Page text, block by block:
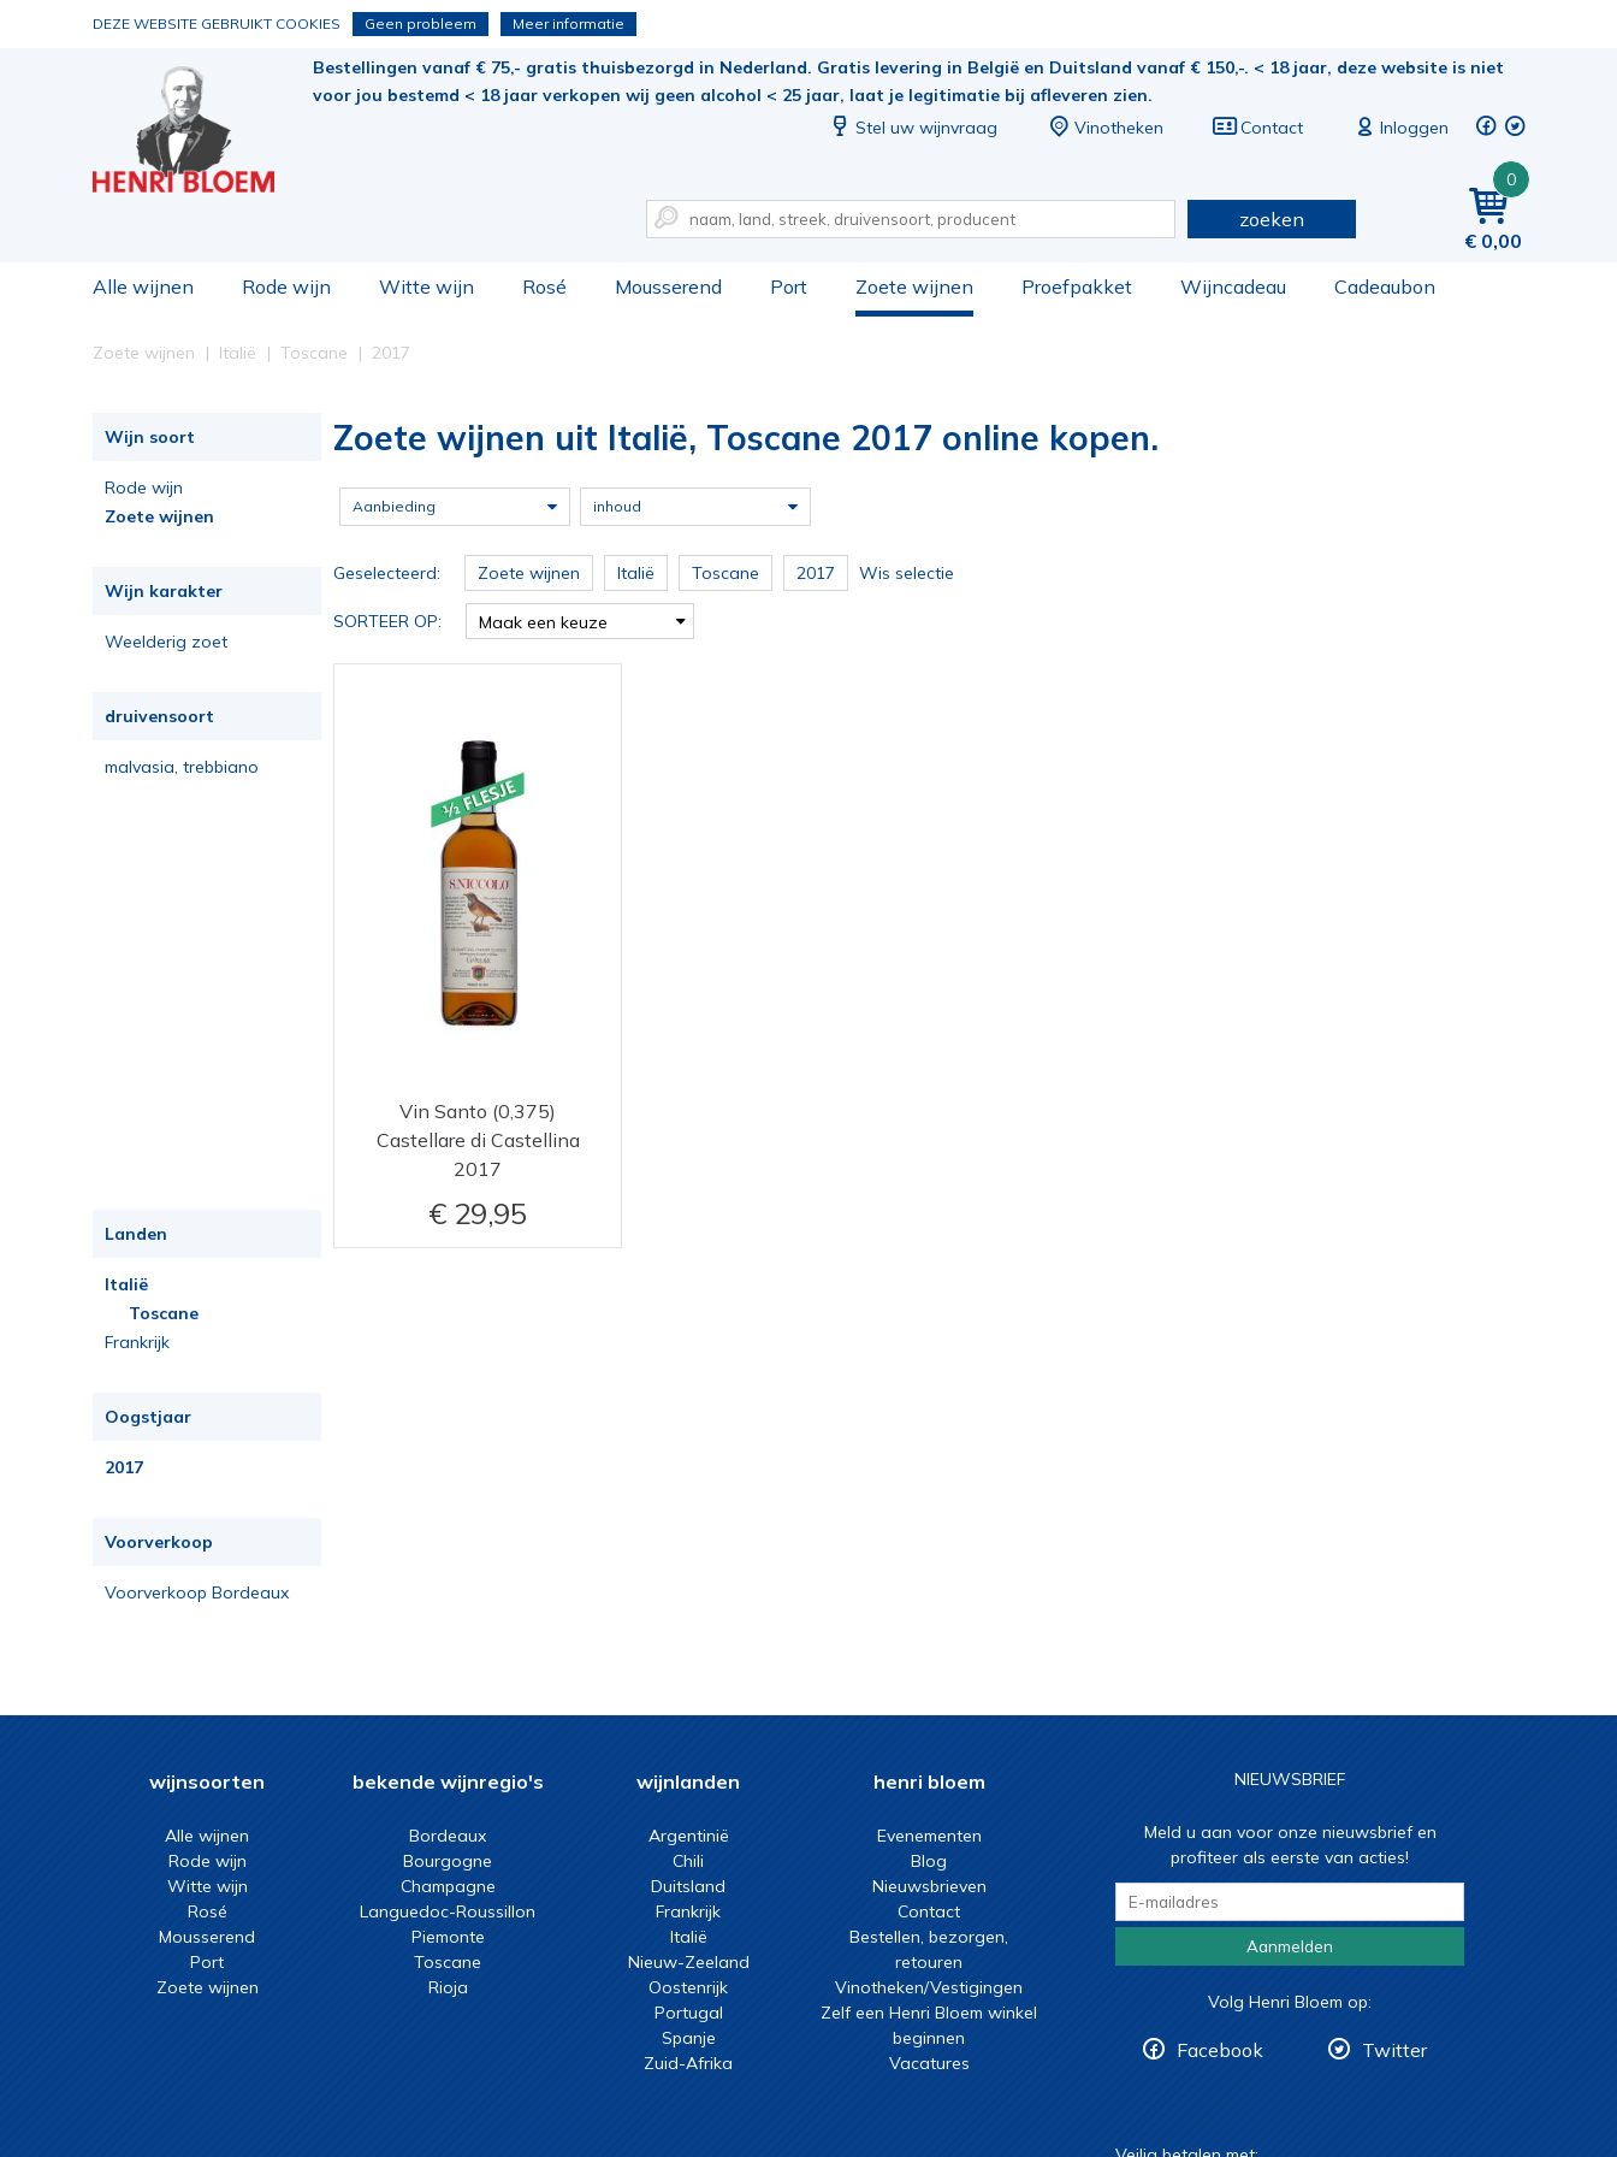
DEZE WEBSITE GEBRUIKT COOKIES Geen probleem Meer informatie
Bestellingen vanaf € 75,- gratis thuisbezorgd in Nederland. Gratis levering in België en Duitsland vanaf € 150,-. < 18 jaar, deze website is niet
voor jou bestemd < 18 jaar verkopen wij geen alcohol < 25 jaar, laat je legitimatie bij afleveren zien.
Stel uw wijnvraag
Vinotheken Contact Inloggen
0
0,00
zoeken
Alle wijnen Rode wijn Witte wijn Rosé Mousserend Port Zoete wijnen Proefpakket Wijncadeau Cadeaubon
Zoete wijnen Italië Toscane 2017
Wijn soort
Rode wijn
Zoete wijnen
Wijn karakter
Weelderig zoet
druivensoort
malvasia, trebbiano
Landen
Italië
Toscane
Frankrijk
Oogstjaar
2017
Voorverkoop
Voorverkoop Bordeaux
Zoete wijnen uit Italië, Toscane 2017 online kopen.
Aanbieding inhoud
Geselecteerd: Zoete wijnen Italië Toscane 2017 Wis selectie
SORTEER OP: Maak een keuze
Vin Santo (0,375)
Castellare di Castellina
2017
29,95
wijnsoorten
Alle wijnen
Rode wijn
Witte wijn
Rosé
Mousserend
Port
Zoete wijnen
bekende wijnregio's
Bordeaux
Bourgogne
Champagne
Languedoc-Roussillon
Piemonte
Toscane
Rioja
wijnlanden
Argentinië
Chili
Duitsland
Frankrijk
Italië
Nieuw-Zeeland
Oostenrijk
Portugal
Spanje
Zuid-Afrika
henri bloem
Evenementen
Blog
Nieuwsbrieven
Contact
Bestellen, bezorgen,
retouren
Vinotheken/Vestigingen
Zelf een Henri Bloem winkel
beginnen
Vacatures
NIEUWSBRIEF
Meld u aan voor onze nieuwsbrief en
profiteer als eerste van acties!
Aanmelden
Volg Henri Bloem op:
Facebook Twitter